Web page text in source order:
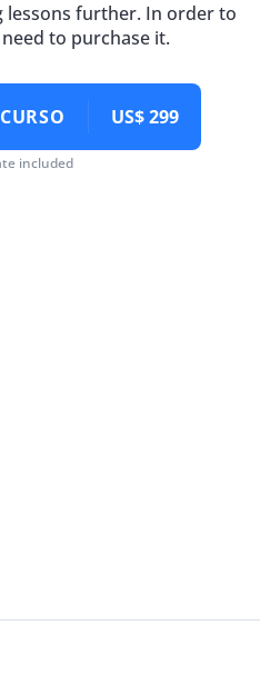
further. In order to
to purchase it.
US$ 299
included